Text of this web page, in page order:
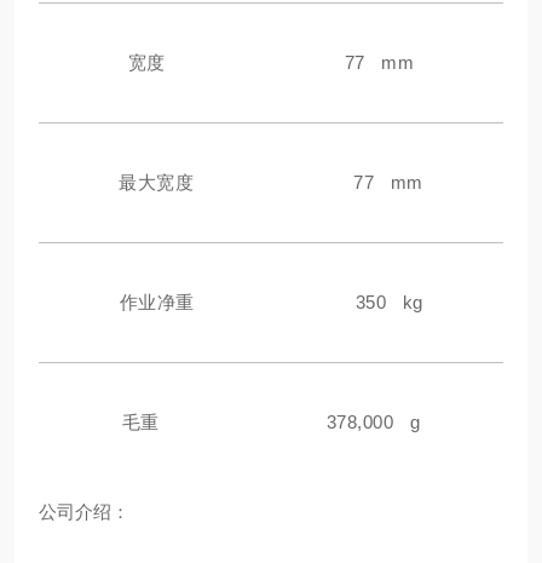
宽度 77 mm
最大宽度 77 mm
作业净重 350 kg
毛重 378,000 g
公司介绍：